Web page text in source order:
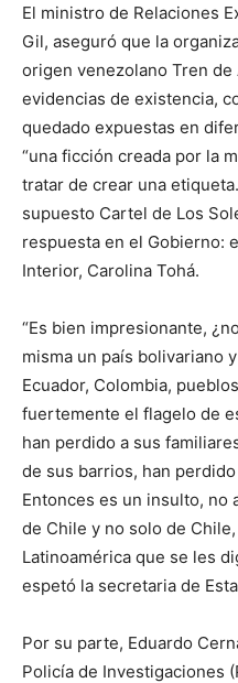
El ministro de Relaciones
Gil, aseguró que la
origen venezolano Tren de
evidencias de existencia,
quedado expuestas en
“una ficción creada por la
tratar de crear una
supuesto Cartel de Los
respuesta en el Gobierno:
Interior, Carolina Tohá.
“Es bien impresionante,
misma un país bolivariano
Ecuador, Colombia,
fuertemente el flagelo de
han perdido a sus
de sus barrios, han
Entonces es un insulto, no
de Chile y no solo de
Latinoamérica que se les
espetó la secretaria de
Por su parte, Eduardo
Policía de Investigaciones